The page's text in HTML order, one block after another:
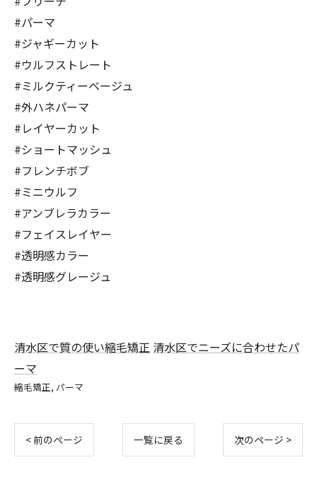
#パーマ
#ジャギーカット
#ウルフストレート
#ミルクティーベージュ
#外ハネパーマ
#レイヤーカット
#ショートマッシュ
#フレンチボブ
#ミニウルフ
#アンブレラカラー
#フェイスレイヤー
#透明感カラー
#透明感グレージュ
清水区で質の使い縮毛矯正 清水区でニーズに合わせたパ
ーマ
縮毛矯正 パーマ
< 前のページ 一覧に戻る 次のページ >